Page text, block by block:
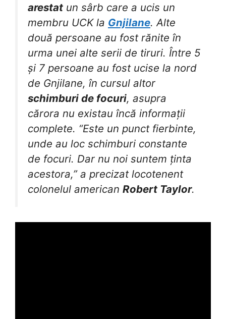
arestat un sârb care a ucis un
membru UCK la Gnjilane. Alte
două persoane au fost rănite în
urma unei alte serii de tiruri. Între 5
și 7 persoane au fost ucise la nord
de Gnjilane, în cursul altor
schimburi de focuri, asupra
cărora nu existau încă informații
complete. “Este un punct fierbinte,
unde au loc schimburi constante
de focuri. Dar nu noi suntem ținta
acestora,” a precizat locotenent
colonelul american Robert Taylor.